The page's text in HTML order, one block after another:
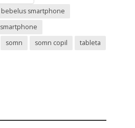
bebelus smartphone
smartphone
somn somn copil
tableta